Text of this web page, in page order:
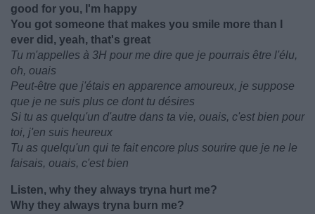
good for you, I'm happy
You got someone that makes you smile more than I
ever did, yeah, that's great
Tu m'appelles à 3H pour me dire que je pourrais être l'élu,
oh, ouais
Peut-être que j'étais en apparence amoureux, je suppose
que je ne suis plus ce dont tu désires
Si tu as quelqu'un d'autre dans ta vie, ouais, c'est bien pour
toi, j'en suis heureux
Tu as quelqu'un qui te fait encore plus sourire que je ne le
faisais, ouais, c'est bien
Listen, why they always tryna hurt me?
Why they always tryna burn me?